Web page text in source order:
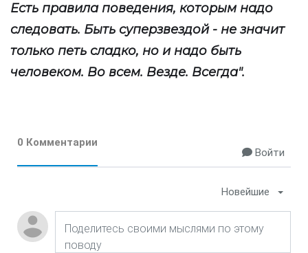
Есть правила поведения, которым надо
следовать. Быть суперзвездой - не значит
только петь сладко, но и надо быть
человеком. Во всем. Везде. Всегда".
0 Комментарии
Войти
Новейшие